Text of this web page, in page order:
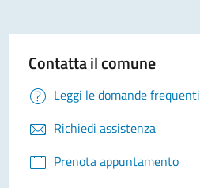
Contatta il comune
Leggi le domande frequenti
Richiedi assistenza
Prenota appuntamento